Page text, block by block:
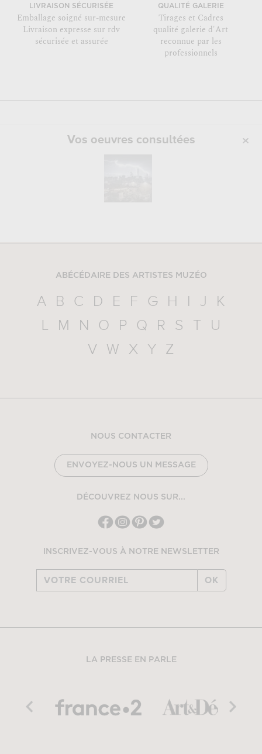
LIVRAISON SÉCURISÉE
Emballage soigné sur-mesure
Livraison expresse sur rdv
sécurisée et assurée
QUALITÉ GALERIE
Tirages et Cadres
qualité galerie d'Art
reconnue par les
professionnels
Vos oeuvres consultées
ABÉCÉDAIRE DES ARTISTES MUZÉO
A B C D E F G H I J
K
L
M N O P Q R S T
U
V
W X Y Z
NOUS CONTACTER
ENVOYEZ-NOUS UN MESSAGE
DÉCOUVREZ NOUS SUR...
INSCRIVEZ-VOUS À NOTRE NEWSLETTER
OK
LA PRESSE EN PARLE